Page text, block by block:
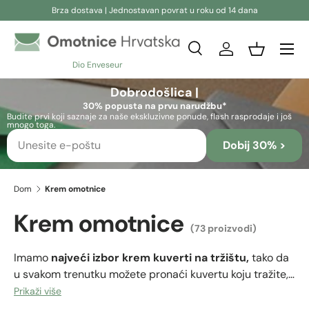
Brza dostava | Jednostavan povrat u roku od 14 dana
Dio Enveseur
Pretraživanje
Pretraživanje
Pretraživanje
PrijavaKošara
Dobrodošlica |
30% popusta na prvu narudžbu*
Budite prvi koji saznaje za naše ekskluzivne ponude, flash rasprodaje i još
mnogo toga.
Dobij 30% >
Dom Krem omotnice
Krem omotnice (73 proizvodi)
Imamo najveći izbor krem ​​​​kuverti na tržištu, tako da
u svakom trenutku možete pronaći kuvertu koju tražite,
u veličini, debljini i kvaliteti koja vam je potrebna.
Prikaži više